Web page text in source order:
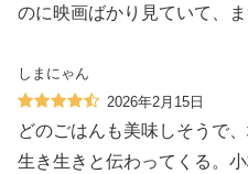
のに映画ばかり見ていて、ま
しまにゃん
2026年2月15日
どのごはんも美味しそうで
生き生きと伝わってくる。